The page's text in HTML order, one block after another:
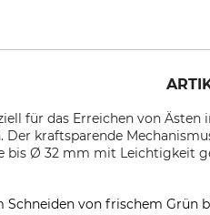
für das Erreichen von
Der kraftsparende
bis Ø 32 mm mit Leichtigkeit
Schneiden von frischem Grün